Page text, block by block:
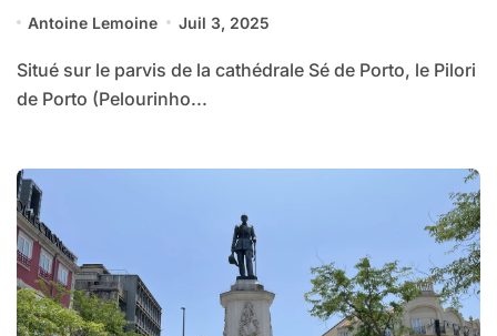
Antoine Lemoine Juil 3, 2025
Situé sur le parvis de la cathédrale Sé de Porto, le Pilori
de Porto (Pelourinho...